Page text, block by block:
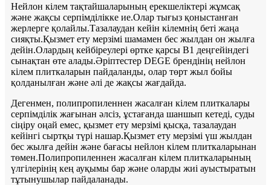
Нейлон кілем тақтайшаларының ерекшеліктері жұмсақ
және жақсы серпімділікке ие.Олар тығыз қоныстанған
жерлерге қолайлы.Тазалаудан кейін кілемнің беті жаңа
сияқты.Қызмет ету мерзімі шамамен бес жылдан он жылға
дейін.Олардың кейбіреулері өртке қарсы В1 деңгейіндегі
сынақтан өте алады.Әріптестер DEGE брендінің нейлон
кілем плиткаларын пайдаланды, олар төрт жыл бойы
қолданылған және әлі де жақсы жағдайда.
Дегенмен, полипропиленнен жасалған кілем плиткалары
серпімділік жағынан әлсіз, ұстағанда шаншып кетеді, суды
сіңіру оңай емес, қызмет ету мерзімі қысқа, тазалаудан
кейінгі сыртқы түрі нашар.Қызмет ету мерзімі үш жылдан
бес жылға дейін және бағасы нейлон кілем плиткаларынан
төмен.Полипропиленнен жасалған кілем плиткаларының
үлгілерінің кең ауқымы бар және оларды жиі ауыстыратын
тұтынушылар пайдаланады.